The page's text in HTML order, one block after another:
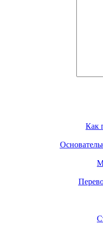
Как